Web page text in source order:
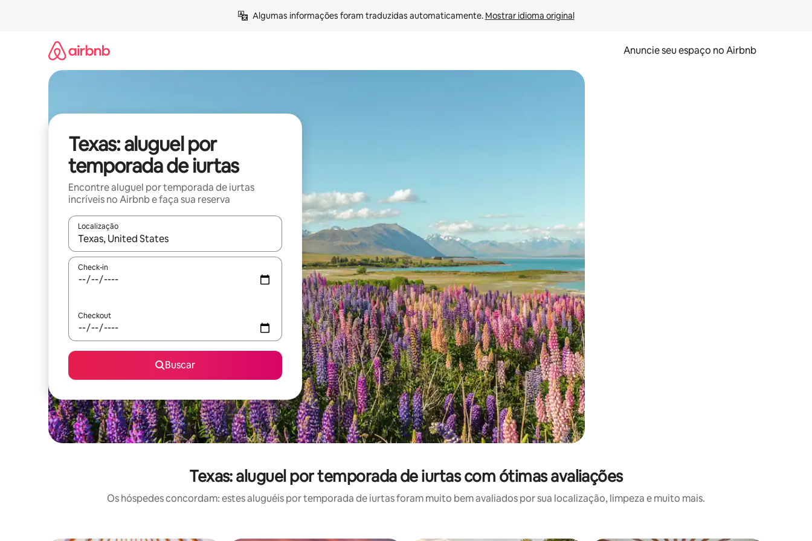
Algumas informações foram traduzidas automaticamente. Mostrar idioma original
Anuncie seu espaço no Airbnb
Texas: aluguel por
temporada de iurtas
Encontre aluguel por temporada de iurtas
incríveis no Airbnb e faça sua reserva
Localização
Quando os resultados estiverem disponíveis, explore-os usando as seta para cima e para baixo do teclado ou tocando e deslizando o dedo na tela.
Check-in
Checkout
Buscar
Texas: aluguel por temporada de iurtas com ótimas avaliações
Os hóspedes concordam: estes aluguéis por temporada de iurtas foram muito bem avaliados por sua localização, limpeza e muito mais.